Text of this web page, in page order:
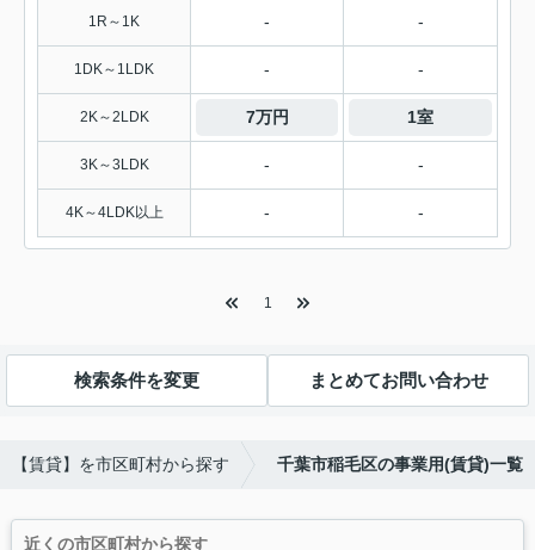
1R～1K - -
1DK～1LDK - -
2K～2LDK 7万円 1室
3K～3LDK - -
4K～4LDK以上 - -
1
検索条件を変更 まとめてお問い合わせ
【賃貸】を市区町村から探す 千葉市稲毛区の事業用(賃貸)一覧
近くの市区町村から探す